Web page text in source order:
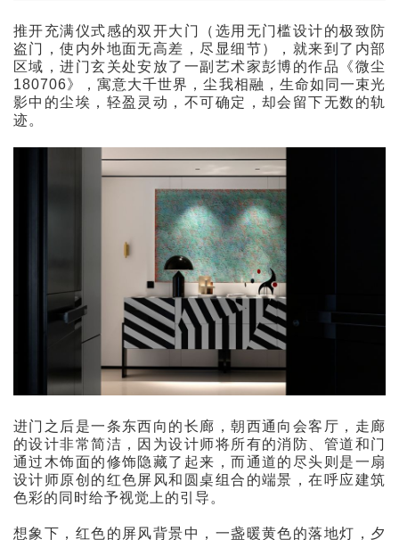
推开充满仪式感的双开大门（选用无门槛设计的极致防
盗门，使内外地面无高差，尽显细节），就来到了内部
区域，进门玄关处安放了一副艺术家彭博的作品《微尘
180706》，寓意大千世界，尘我相融，生命如同一束光
影中的尘埃，轻盈灵动，不可确定，却会留下无数的轨
迹。
进门之后是一条东西向的长廊，朝西通向会客厅，走廊
的设计非常简洁，因为设计师将所有的消防、管道和门
通过木饰面的修饰隐藏了起来，而通道的尽头则是一扇
设计师原创的红色屏风和圆桌组合的端景，在呼应建筑
色彩的同时给予视觉上的引导。
想象下，红色的屏风背景中，一盏暖黄色的落地灯，夕